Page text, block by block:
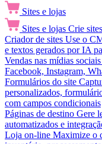
Sites e lojas
Sites e lojas Crie
Criador de sites Use o
e textos gerados por IA
Vendas nas mídias sociais
Facebook, Instagram,
Formulários do site
personalizados,
com campos condicionais
Páginas de destino Gere
automatizados e
Loja on-line Maximize o